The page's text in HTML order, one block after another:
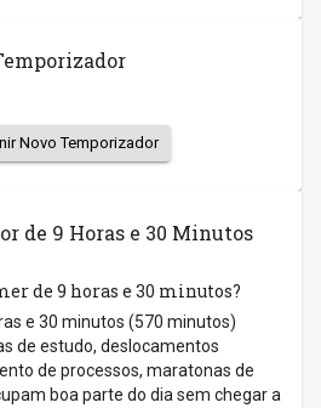
Novo Temporizador
de 9 Horas e 30 Minutos
de 9 horas e 30 minutos?
e 30 minutos (570 minutos)
de estudo, deslocamentos
de processos, maratonas de
boa parte do dia sem chegar a